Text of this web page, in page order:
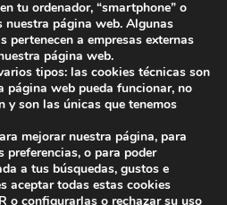
tu ordenador, “smartphone” o
página web. Algunas
pertenecen a empresas externas
página web.
tipos: las cookies técnicas son
página web pueda funcionar, no
y son las únicas que tenemos
mejorar nuestra página, para
preferencias, o para poder
a tus búsquedas, gustos e
aceptar todas estas cookies
o configurarlas o rechazar su uso